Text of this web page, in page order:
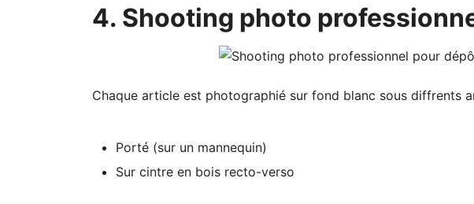
4. Shooting photo
Chaque article est photographié sur fond blanc sous diffrents
Porté (sur un mannequin)
Sur cintre en bois recto-verso